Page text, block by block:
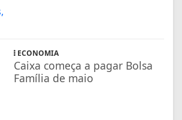
ECONOMIA
Caixa começa a pagar Bolsa
Família de maio